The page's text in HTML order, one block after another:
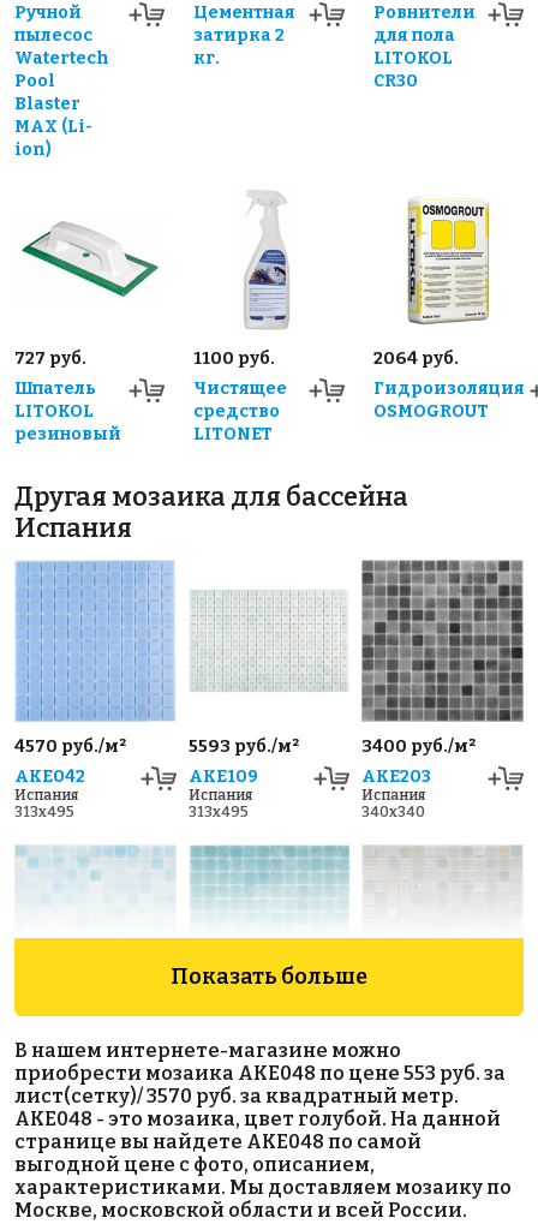
Ручной
пылесос
Watertech
Pool
Blaster
MAX (Li-
ion)
Цементная
затирка 2
кг.
Ровнители
для пола
LITOKOL
CR30
727 руб.
Шпатель
LITOKOL
резиновый
1100 руб.
Чистящее
средство
LITONET
2064 руб.
Гидроизоляция
OSMOGROUT
Другая мозаика для бассейна
Испания
4570 руб./м²
AKE042
Испания
313x495
5593 руб./м²
AKE109
Испания
313x495
3400 руб./м²
AKE203
Испания
340x340
AKE198
Испания
340x340
AKE095
Испания
313x495
AKE217
Испания
340x340
Показать больше
В нашем интернете-магазине можно
приобрести мозаика AKE048 по цене 553 руб. за
лист(сетку)/ 3570 руб. за квадратный метр.
AKE048 - это мозаика, цвет голубой. На данной
странице вы найдете AKE048 по самой
выгодной цене с фото, описанием,
характеристиками. Мы доставляем мозаику по
Москве, московской области и всей России.